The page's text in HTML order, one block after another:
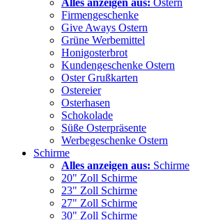
Alles anzeigen aus: Ostern
Firmengeschenke
Give Aways Ostern
Grüne Werbemittel
Honigosterbrot
Kundengeschenke Ostern
Oster Grußkarten
Ostereier
Osterhasen
Schokolade
Süße Osterpräsente
Werbegeschenke Ostern
Schirme
Alles anzeigen aus: Schirme
20" Zoll Schirme
23" Zoll Schirme
27" Zoll Schirme
30" Zoll Schirme